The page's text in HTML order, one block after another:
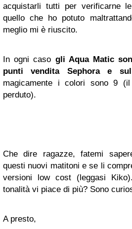
acquistarli tutti per verificarne
quello che ho potuto
meglio mi è riuscito.
In ogni caso gli Aqua Matic
punti vendita Sephora e
magicamente i colori sono 9
perduto).
Che dire ragazze, fatemi
questi nuovi matitoni e se li
versioni low cost (leggasi
tonalità vi piace di più? Sono
A presto,